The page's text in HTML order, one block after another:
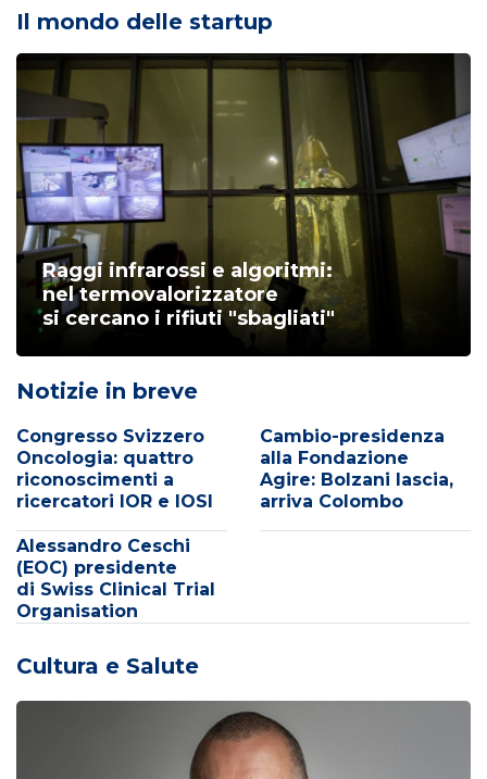
Il mondo delle startup
Raggi infrarossi e algoritmi:
nel termovalorizzatore
si cercano i rifiuti "sbagliati"
Notizie in breve
Congresso Svizzero
Oncologia: quattro
riconoscimenti a
ricercatori IOR e IOSI
Cambio-presidenza
alla Fondazione
Agire: Bolzani lascia,
arriva Colombo
Alessandro Ceschi
(EOC) presidente
di Swiss Clinical Trial
Organisation
Cultura e Salute